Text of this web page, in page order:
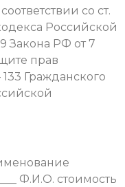
со ст.
Российской
Закона РФ от 7
прав
Гражданского
Ф.И.О. стоимость